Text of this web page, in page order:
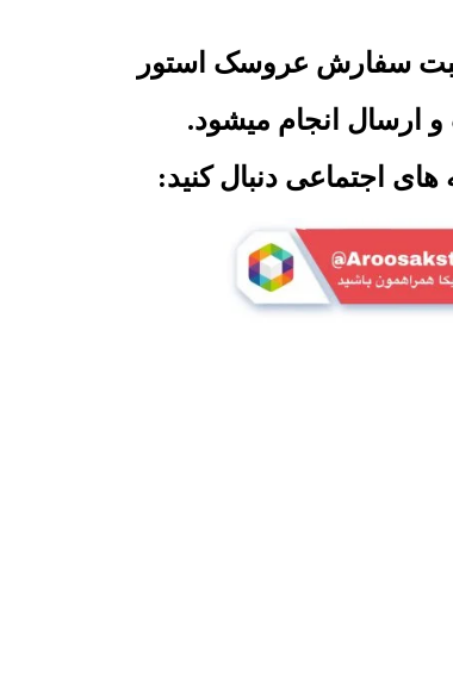
سفارش عروسک استور
ارسال انجام میشود.
های اجتماعی دنبال کنید: